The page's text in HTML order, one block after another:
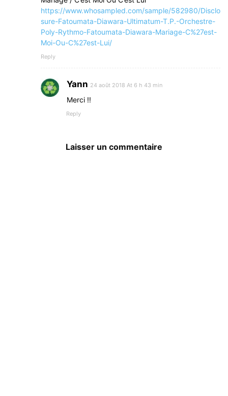
https://www.whosampled.com/sample/582980/Disclo
sure-Fatoumata-Diawara-Ultimatum-T.P.-Orchestre-
Poly-Rythmo-Fatoumata-Diawara-Mariage-C%27est-
Moi-Ou-C%27est-Lui/
Reply
Yann 24 août 2018 At 6 h 43 min
Merci !!
Reply
Laisser un commentaire